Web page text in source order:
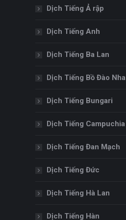
Dịch Tiếng Ả rập
Dịch Tiếng Anh
Dịch Tiếng Ba Lan
Dịch Tiếng Bồ Đào Nha
Dịch Tiếng Bungari
Dịch Tiếng Campuchia
Dịch Tiếng Đan Mạch
Dịch Tiếng Đức
Dịch Tiếng Hà Lan
Dịch Tiếng Hàn